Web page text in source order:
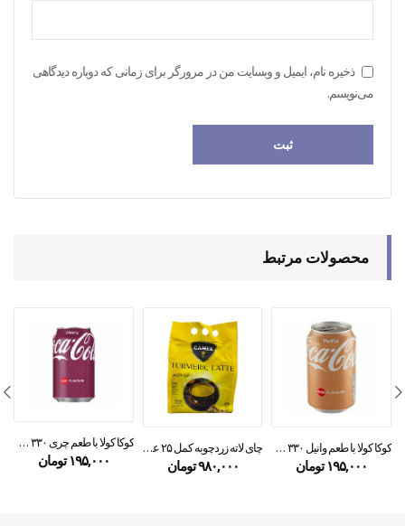
ذخیره نام، ایمیل و وبسایت من در مرورگر برای زمانی که دوباره دیدگاهی
می‌نویسم.
محصولات مرتبط
کوکا کولا با طعم وانیل ۳۳۰ میل
۱۹۵,۰۰۰ تومان
چای لاته زردچوبه کمل ۲۵ عددی
۹۸۰,۰۰۰تومان
کوکا کولا با طعم چری ۳۳۰ میل
۱۹۵,۰۰۰ تومان